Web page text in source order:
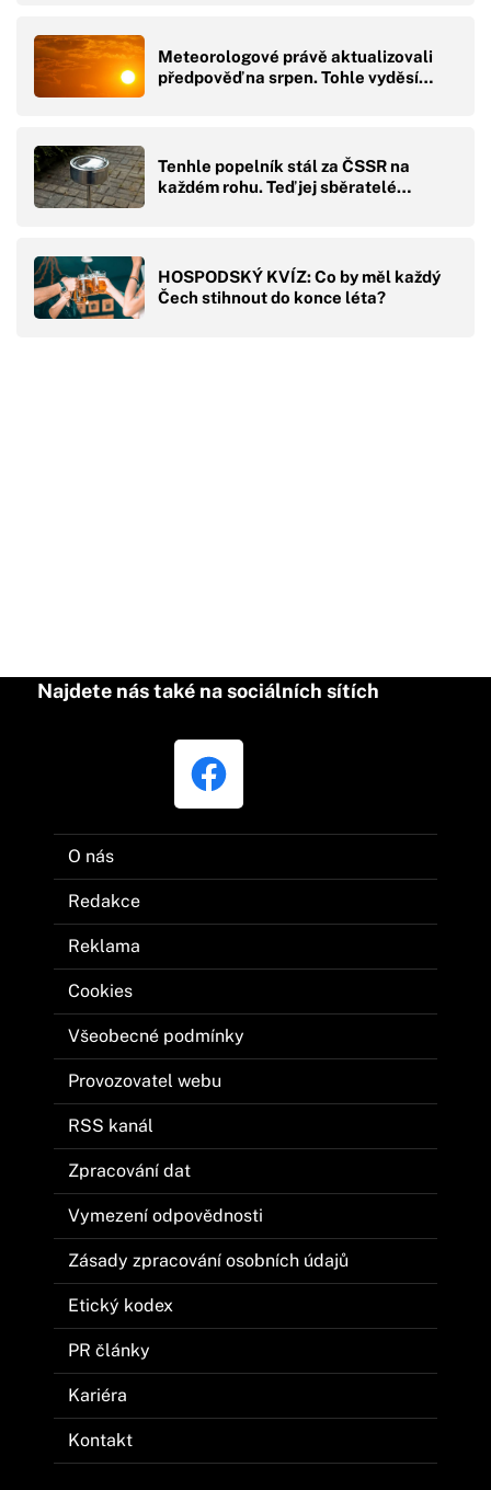
Meteorologové právě aktualizovali
předpověď na srpen. Tohle vyděsí…
Tenhle popelník stál za ČSSR na
každém rohu. Teď jej sběratelé…
HOSPODSKÝ KVÍZ: Co by měl každý
Čech stihnout do konce léta?
Najdete nás také na sociálních sítích
O nás
Redakce
Reklama
Cookies
Všeobecné podmínky
Provozovatel webu
RSS kanál
Zpracování dat
Vymezení odpovědnosti
Zásady zpracování osobních údajů
Etický kodex
PR články
Kariéra
Kontakt